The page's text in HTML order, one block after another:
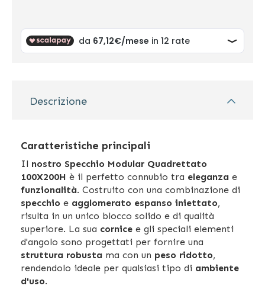
Descrizione
Caratteristiche principali
Il nostro Specchio Modular Quadrettato
100X200H è il perfetto connubio tra eleganza e
funzionalità. Costruito con una combinazione di
specchio e agglomerato espanso iniettato,
risulta in un unico blocco solido e di qualità
superiore. La sua cornice e gli speciali elementi
d'angolo sono progettati per fornire una
struttura robusta ma con un peso ridotto,
rendendolo ideale per qualsiasi tipo di ambiente
d'uso.